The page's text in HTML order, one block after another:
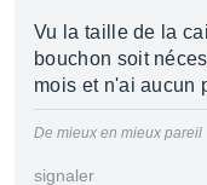
Vu la taille de la
bouchon soit
mois et n'ai aucun
De mieux en mieux pareil
signaler